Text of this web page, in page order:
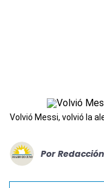
Volvió Messi, volvió la
Por